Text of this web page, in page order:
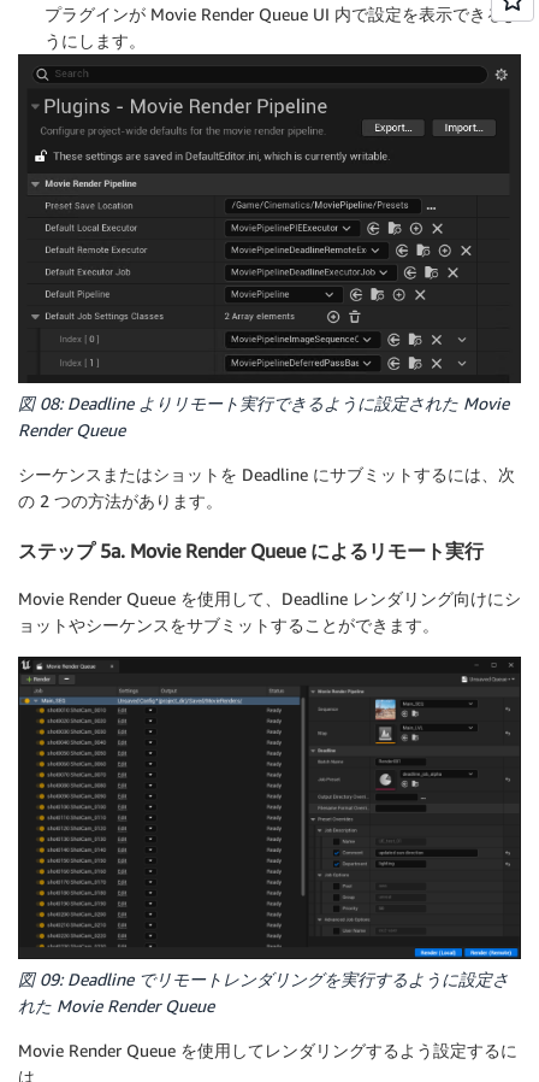
プラグインが Movie Render Queue UI 内で設定を表示できるよ
うにします。
図 08: Deadline よりリモート実行できるように設定された Movie
Render Queue
シーケンスまたはショットを Deadline にサブミットするには、次
の 2 つの方法があります。
ステップ 5a. Movie Render Queue によるリモート実行
Movie Render Queue を使用して、Deadline レンダリング向けにシ
ョットやシーケンスをサブミットすることができます。
図 09: Deadline でリモートレンダリングを実行するように設定さ
れた Movie Render Queue
Movie Render Queue を使用してレンダリングするよう設定するに
は